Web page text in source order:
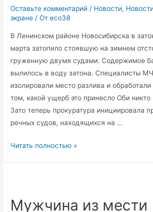
Оставьте комментарий / Новости,
экране / От eco38
В Ленинском районе Новосибирска в
марта затопило стоявшую на зимнем
груженную двумя судами. Содержимое
вылилось в воду затона. Специалисты
изолировали место разлива и
том, какой ущерб это принесло Оби
Зато теперь прокуратура инициировала
речных судов, находящихся на …
Пятно
затоне
Читать полностью »
Мужчина из мести